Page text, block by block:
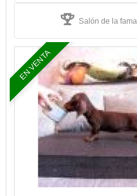
Salón de la fama
EN VENTA